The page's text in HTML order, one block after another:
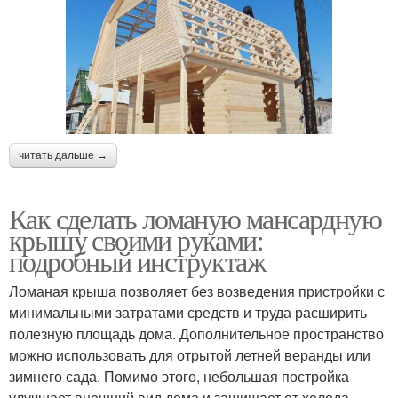
читать дальше →
Как сделать ломаную мансардную
крышу своими руками:
подробный инструктаж
Ломаная крыша позволяет без возведения пристройки с
минимальными затратами средств и труда расширить
полезную площадь дома. Дополнительное пространство
можно использовать для отрытой летней веранды или
зимнего сада. Помимо этого, небольшая постройка